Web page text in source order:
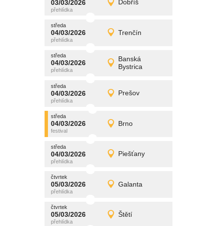
03/03/2026 Dobříš
úterý
03/03/2026 Detail
středa
04/03/2026 Trenčín
středa
04/03/2026 Detail
promítání
středa
04/03/2026
Banská
Bystrica
středa
04/03/2026 Detail
promítání
středa
04/03/2026 Prešov
středa
04/03/2026 Detail
promítání
středa
04/03/2026 Brno
středa
04/03/2026 Detail
promítání
středa
04/03/2026 Piešťany
středa
04/03/2026 Detail
promítání
čtvrtek
05/03/2026 Galanta
čtvrtek
05/03/2026 Detail
promítání
čtvrtek
05/03/2026 Štětí
čtvrtek
05/03/2026 Detail
promítání